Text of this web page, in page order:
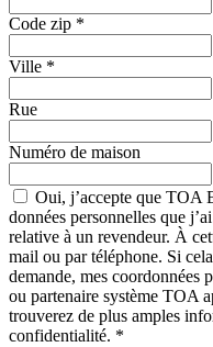
Code zip *
Ville *
Rue
Numéro de maison
Oui, j’accepte que TOA
données personnelles que
relative à un revendeur. À
mail ou par téléphone. Si
demande, mes coordonnées
ou partenaire système TOA
trouverez de plus amples
confidentialité. *